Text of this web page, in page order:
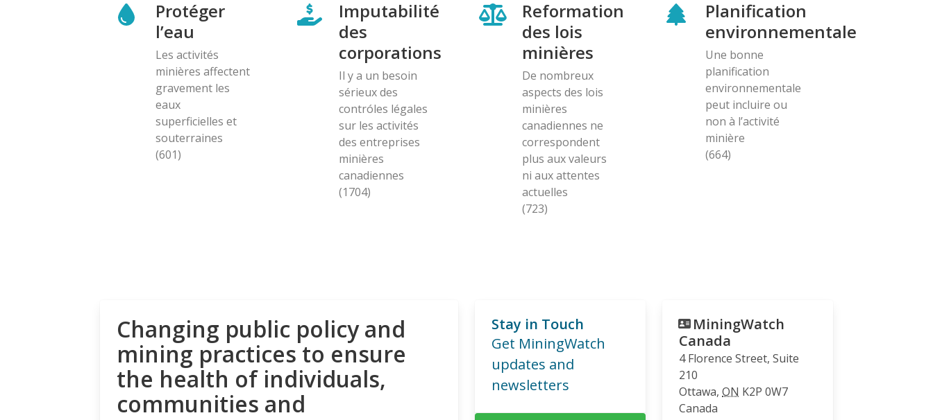
Protéger
l’eau
Les activités
minières affectent
gravement les
eaux
superficielles et
souterraines
(601)
Imputabilité
des
corporations
Il y a un besoin
sérieux des
contróles légales
sur les activités
des entreprises
minières
canadiennes
(1704)
Reformation
des lois
minières
De nombreux
aspects des lois
minières
canadiennes ne
correspondent
plus aux valeurs
ni aux attentes
actuelles
(723)
Planification
environnementale
Une bonne
planification
environnementale
peut incluire ou
non à l’activité
minière
(664)
Changing public policy and
mining practices to ensure
the health of individuals,
communities and
Stay in Touch
Get MiningWatch
updates and
newsletters
MiningWatch
Canada
4 Florence Street, Suite
210
Ottawa, ON K2P 0W7
Canada